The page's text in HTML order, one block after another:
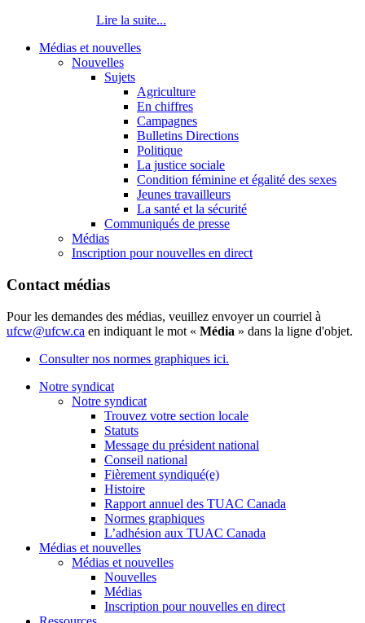
Lire la suite...
Médias et nouvelles
Nouvelles
Sujets
Agriculture
En chiffres
Campagnes
Bulletins Directions
Politique
La justice sociale
Condition féminine et égalité des sexes
Jeunes travailleurs
La santé et la sécurité
Communiqués de presse
Médias
Inscription pour nouvelles en direct
Contact médias
Pour les demandes des médias, veuillez envoyer un courriel à
ufcw@ufcw.ca en indiquant le mot « Média » dans la ligne d'objet.
Consulter nos normes graphiques ici.
Notre syndicat
Notre syndicat
Trouvez votre section locale
Statuts
Message du président national
Conseil national
Fièrement syndiqué(e)
Histoire
Rapport annuel des TUAC Canada
Normes graphiques
L’adhésion aux TUAC Canada
Médias et nouvelles
Médias et nouvelles
Nouvelles
Médias
Inscription pour nouvelles en direct